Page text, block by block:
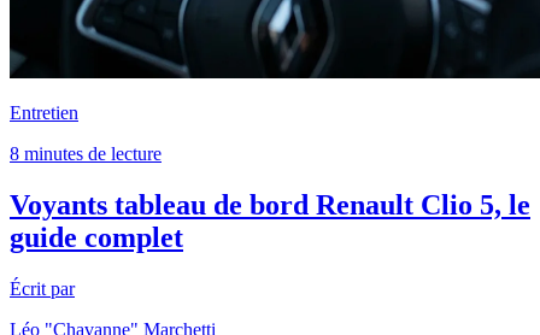
Entretien
8 minutes de lecture
Voyants tableau de bord Renault Clio 5, le
guide complet
Écrit par
Léo "Chavanne" Marchetti